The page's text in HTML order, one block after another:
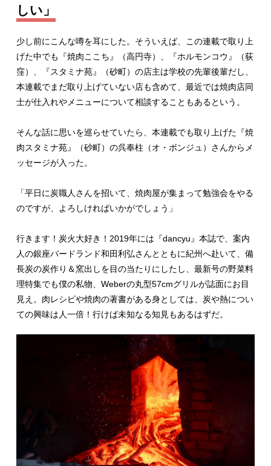
しい」
少し前にこんな噂を耳にした。そういえば、この連載で取り上
げた中でも『焼肉ここち』（高円寺）、『ホルモンコウ』（荻
窪）、『スタミナ苑』（砂町）の店主は学校の先輩後輩だし、
本連載でまだ取り上げていない店も含めて、最近では焼肉店同
士が仕入れやメニューについて相談することもあるという。
そんな話に思いを巡らせていたら、本連載でも取り上げた『焼
肉スタミナ苑』（砂町）の呉奉柱（オ・ボンジュ）さんからメ
ッセージが入った。
「平日に炭職人さんを招いて、焼肉屋が集まって勉強会をやる
のですが、よろしければいかがでしょう」
行きます！炭火大好き！2019年には『dancyu』本誌で、案内
人の銀座バードランド和田利弘さんとともに紀州へ赴いて、備
長炭の炭作り＆窯出しを目の当たりにしたし、最新号の野菜料
理特集でも僕の私物、Weberの丸型57cmグリルが誌面にお目
見え。肉レシピや焼肉の著書がある身としては、炭や熱につい
ての興味は人一倍！行けば未知なる知見もあるはずだ。